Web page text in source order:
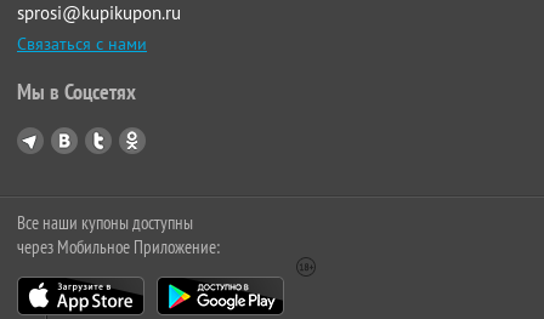
sprosi@kupikupon.ru
Связаться с нами
Мы в Соцсетях
Все наши купоны доступны
через Мобильное Приложение: